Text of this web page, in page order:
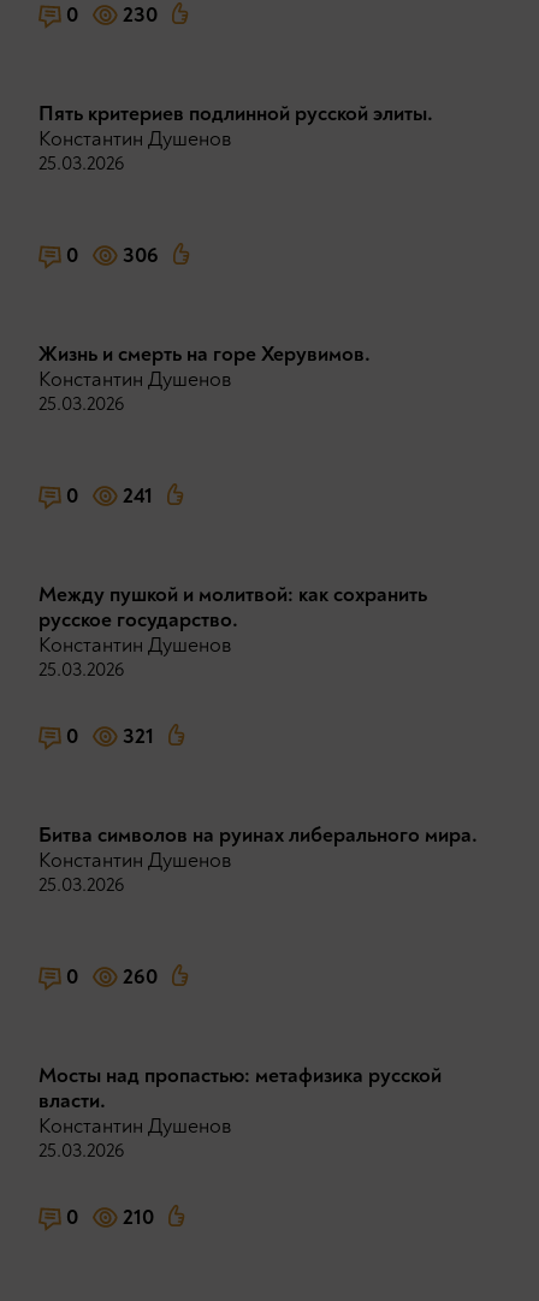
0 230
Пять критериев подлинной русской элиты.
Константин Душенов
25.03.2026
0 306
Жизнь и смерть на горе Херувимов.
Константин Душенов
25.03.2026
0 241
Между пушкой и молитвой: как сохранить
русское государство.
Константин Душенов
25.03.2026
0 321
Битва символов на руинах либерального мира.
Константин Душенов
25.03.2026
0 260
Мосты над пропастью: метафизика русской
власти.
Константин Душенов
25.03.2026
0 210